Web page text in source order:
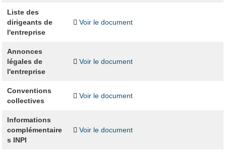
Liste des
dirigeants de
l'entreprise
Voir le document
Annonces
légales de
l'entreprise
Voir le document
Conventions
collectives
Voir le document
Informations
complémentaire
s INPI
Voir le document